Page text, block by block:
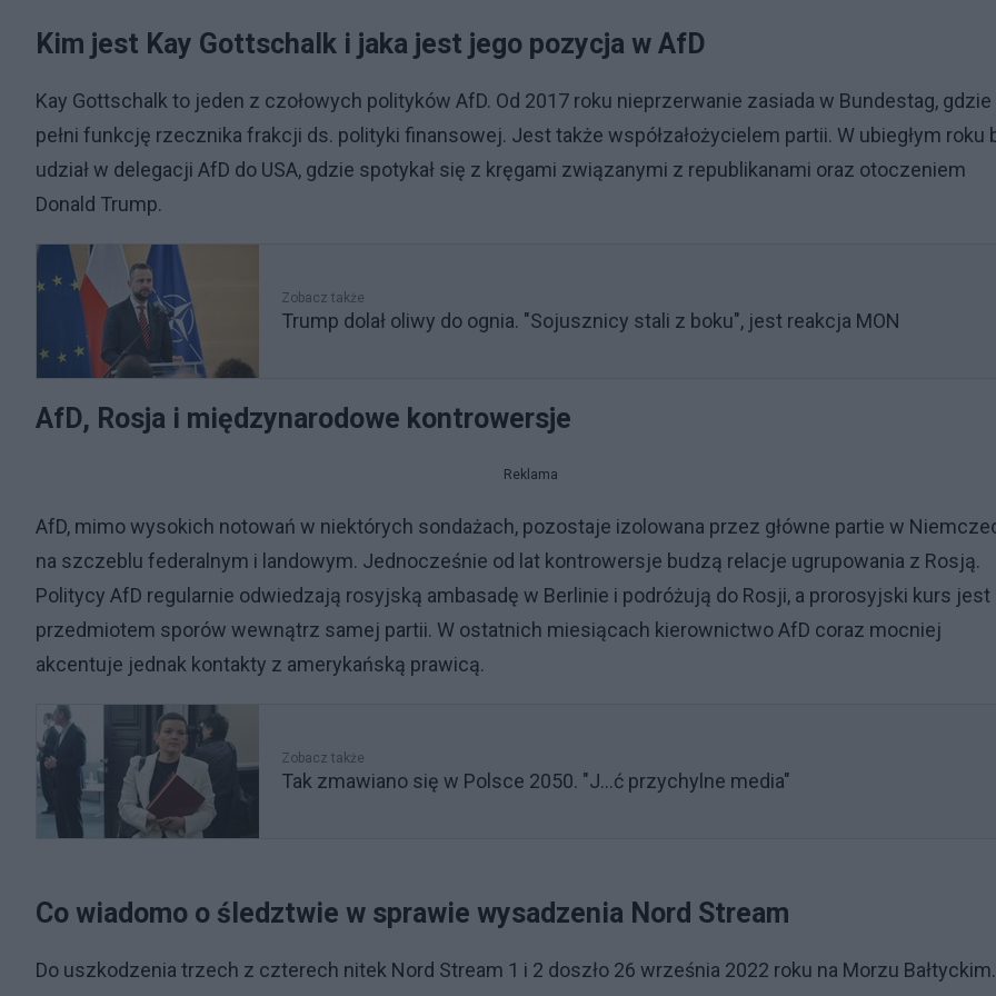
Kim jest Kay Gottschalk i jaka jest jego pozycja w AfD
Kay Gottschalk to jeden z czołowych polityków AfD. Od 2017 roku nieprzerwanie zasiada w Bundestag, gdzie
pełni funkcję rzecznika frakcji ds. polityki finansowej. Jest także współzałożycielem partii. W ubiegłym roku
udział w delegacji AfD do USA, gdzie spotykał się z kręgami związanymi z republikanami oraz otoczeniem
Donald Trump.
Zobacz także
Trump dolał oliwy do ognia. "Sojusznicy stali z boku", jest reakcja MON
AfD, Rosja i międzynarodowe kontrowersje
Reklama
AfD, mimo wysokich notowań w niektórych sondażach, pozostaje izolowana przez główne partie w
na szczeblu federalnym i landowym. Jednocześnie od lat kontrowersje budzą relacje ugrupowania z Rosją.
Politycy AfD regularnie odwiedzają rosyjską ambasadę w Berlinie i podróżują do Rosji, a prorosyjski kurs jest
przedmiotem sporów wewnątrz samej partii. W ostatnich miesiącach kierownictwo AfD coraz mocniej
akcentuje jednak kontakty z amerykańską prawicą.
Zobacz także
Tak zmawiano się w Polsce 2050. "J...ć przychylne media"
Co wiadomo o śledztwie w sprawie wysadzenia Nord Stream
Do uszkodzenia trzech z czterech nitek Nord Stream 1 i 2 doszło 26 września 2022 roku na Morzu Bałtyckim.